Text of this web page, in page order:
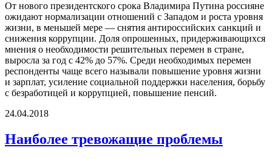
От нового президентского срока Владимира Путина россияне
ожидают нормализации отношений с Западом и роста уровня
жизни, в меньшей мере — снятия антироссийских санкций и
снижения коррупции. Доля опрошенных, придерживающихся
мнения о необходимости решительных перемен в стране,
выросла за год с 42% до 57%. Cреди необходимых перемен
респонденты чаще всего называли повышение уровня жизни
и зарплат, усиление социальной поддержки населения, борьбу
с безработицей и коррупцией, повышение пенсий.
24.04.2018
Наиболее тревожащие проблемы